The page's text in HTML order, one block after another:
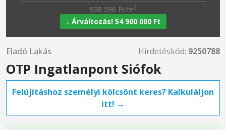
938 596 Ft/m2
↓ Árváltozás! 54 900 000 Ft
Eladó Lakás Hirdetéskód: 9250788
OTP Ingatlanpont Siófok
Felújításhoz személyi kölcsönt keres? Kalkuláljon
itt! →